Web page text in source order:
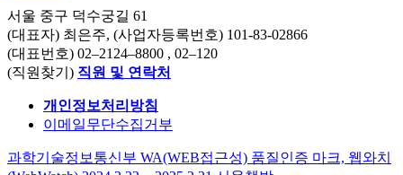
서울 중구 덕수궁길 61
(대표자) 최은주, (사업자등록번호) 101-83-02866
(대표번호) 02–2124–8800 , 02–120
(직원찾기) 직원 및 연락처
개인정보처리방침
이메일무단수집거부
과학기술정보통신부 WA(WEB접근성) 품질인증 마크, 웹와치